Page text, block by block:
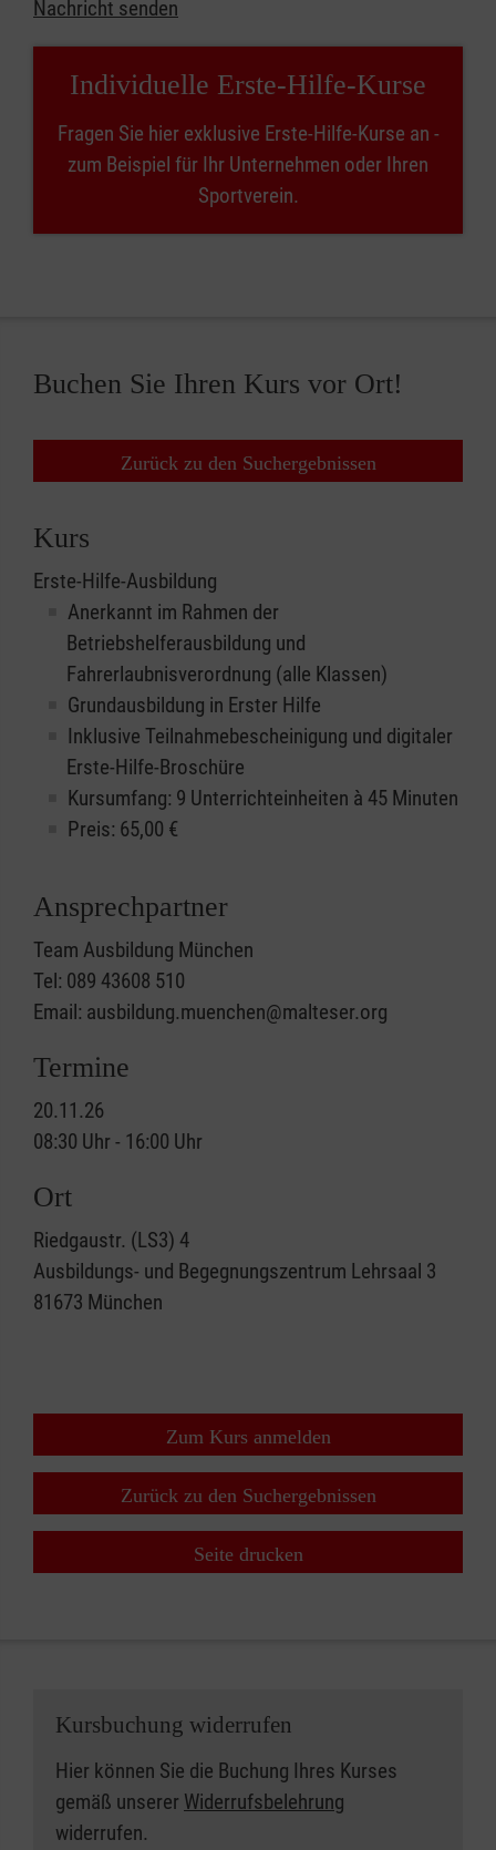
Nachricht senden
Individuelle Erste-Hilfe-Kurse
Fragen Sie hier exklusive Erste-Hilfe-Kurse an -
zum Beispiel für Ihr Unternehmen oder Ihren
Sportverein.
Buchen Sie Ihren Kurs vor Ort!
Zurück zu den Suchergebnissen
Kurs
Erste-Hilfe-Ausbildung
Anerkannt im Rahmen der
Betriebshelferausbildung und
Fahrerlaubnisverordnung (alle Klassen)
Grundausbildung in Erster Hilfe
Inklusive Teilnahmebescheinigung und digitaler
Erste-Hilfe-Broschüre
Kursumfang: 9 Unterrichteinheiten à 45 Minuten
Preis: 65,00 €
Ansprechpartner
Team Ausbildung München
Tel: 089 43608 510
Email: ausbildung.muenchen@malteser.org
Termine
20.11.26
08:30 Uhr - 16:00 Uhr
Ort
Riedgaustr. (LS3) 4
Ausbildungs- und Begegnungszentrum Lehrsaal 3
81673 München
Zum Kurs anmelden
Zurück zu den Suchergebnissen
Seite drucken
Kursbuchung widerrufen
Hier können Sie die Buchung Ihres Kurses
gemäß unserer Widerrufsbelehrung
widerrufen.